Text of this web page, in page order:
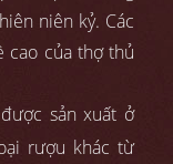
niên kỷ. Các
cao của thợ thủ
sản xuất ở
rượu khác từ